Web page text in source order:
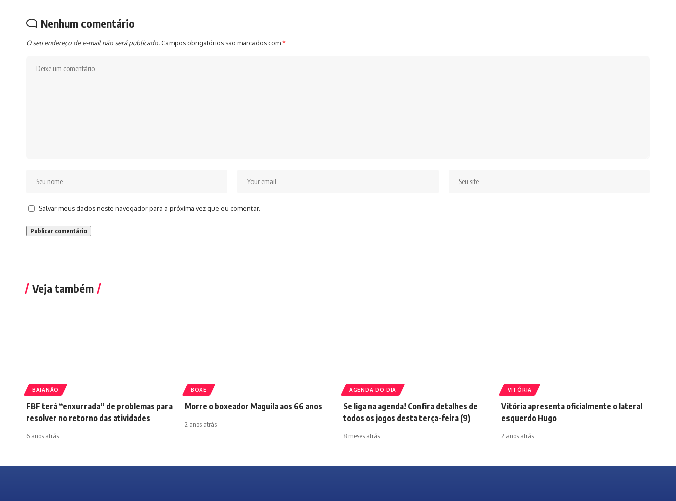
Nenhum comentário
O seu endereço de e-mail não será publicado. Campos obrigatórios são marcados com*
Salvar meus dados neste navegador para a próxima vez que eu comentar.
Veja também
BAIANÃO
FBF terá “enxurrada” de problemas para
resolver no retorno das atividades
6 anos atrás
BOXE
Morre o boxeador Maguila aos 66 anos
2 anos atrás
AGENDA DO DIA
Se liga na agenda! Confira detalhes de
todos os jogos desta terça-feira (9)
8 meses atrás
VITÓRIA
Vitória apresenta oficialmente o lateral
esquerdo Hugo
2 anos atrás